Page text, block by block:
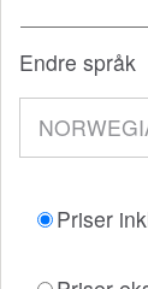
Endre språk
Priser